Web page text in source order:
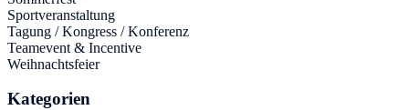
Sportveranstaltung
Tagung / Kongress / Konferenz
Teamevent & Incentive
Weihnachtsfeier
Kategorien